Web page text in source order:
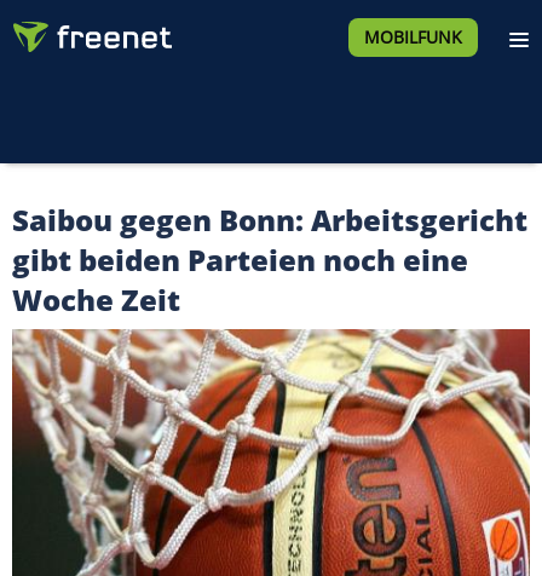
MOBILFUNK
Saibou gegen Bonn: Arbeitsgericht
gibt beiden Parteien noch eine
Woche Zeit